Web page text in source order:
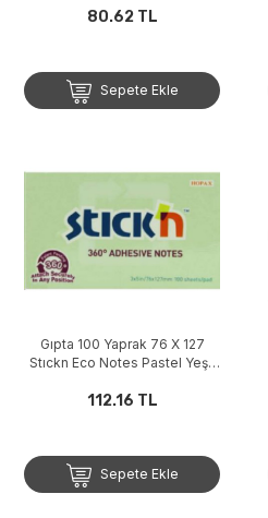
80.62 TL
Sepete Ekle
Gıpta 100 Yaprak 76 X 127
Stıckn Eco Notes Pastel Yeşil
112.16 TL
Sepete Ekle